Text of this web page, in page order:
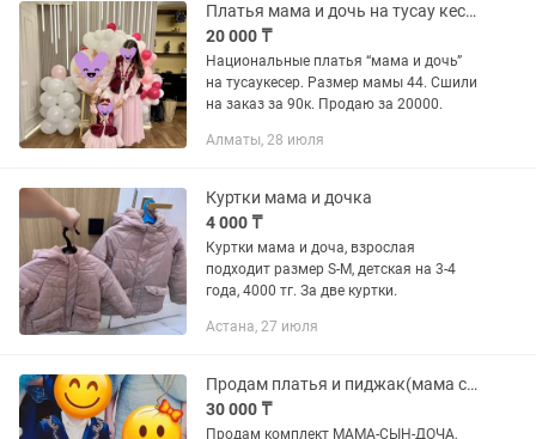
Платья мама и дочь на тусау кесер
20 000 ₸
Национальные платья “мама и дочь”
на тусаукесер. Размер мамы 44. Сшили
на заказ за 90к. Продаю за 20000.
Алматы, 28 июля
Куртки мама и дочка
4 000 ₸
Куртки мама и доча, взрослая
подходит размер S-M, детская на 3-4
года, 4000 тг. За две куртки.
Астана, 27 июля
Продам платья и пиджак(мама сын дочь)
30 000 ₸
Продам комплект МАМА-СЫН-ДОЧА,